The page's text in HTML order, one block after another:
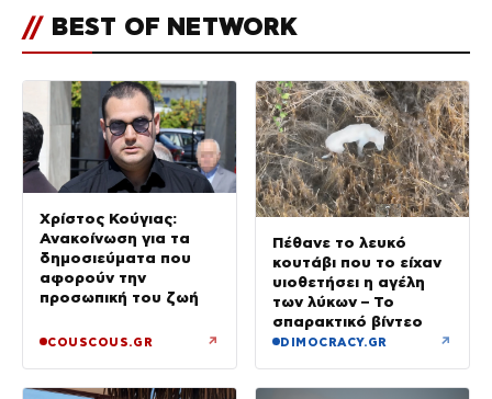
// BEST OF NETWORK
Χρίστος Κούγιας:
Ανακοίνωση για τα
δημοσιεύματα που
αφορούν την
προσωπική του ζωή
COUSCOUS.GR ↗
Πέθανε το λευκό
κουτάβι που το είχαν
υιοθετήσει η αγέλη
των λύκων – Το
σπαρακτικό βίντεο
DIMOCRACY.GR ↗